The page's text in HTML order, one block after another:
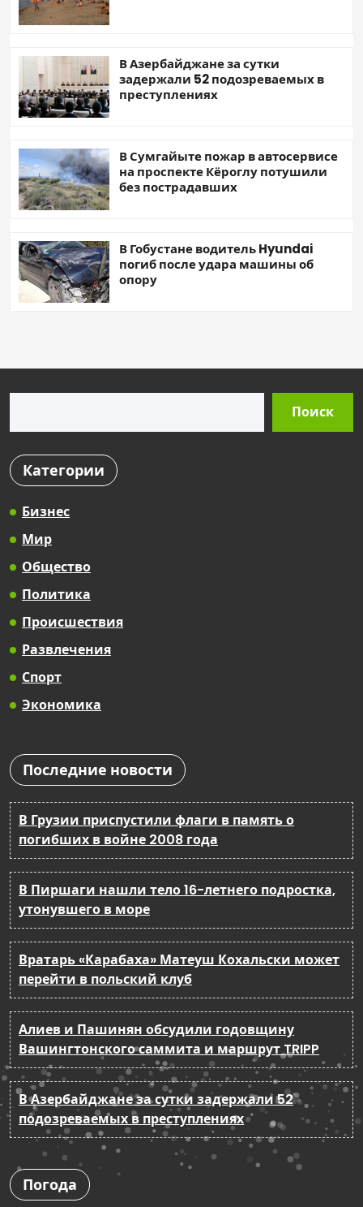
В Азербайджане за сутки
задержали 52 подозреваемых в
преступлениях
В Сумгайыте пожар в автосервисе
на проспекте Кёроглу потушили
без пострадавших
В Гобустане водитель Hyundai
погиб после удара машины об
опору
Поиск
Категории
Бизнес
Мир
Общество
Политика
Происшествия
Развлечения
Спорт
Экономика
Последние новости
В Грузии приспустили флаги в память о
погибших в войне 2008 года
В Пиршаги нашли тело 16-летнего подростка,
утонувшего в море
Вратарь «Карабаха» Матеуш Кохальски может
перейти в польский клуб
Алиев и Пашинян обсудили годовщину
Вашингтонского саммита и маршрут TRIPP
В Азербайджане за сутки задержали 52
подозреваемых в преступлениях
Погода